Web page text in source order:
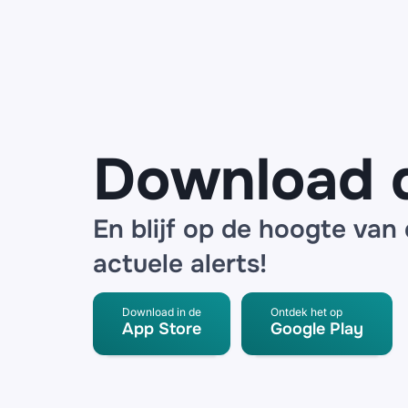
Download
En blijf op de hoogte van
actuele alerts!
Download in de
App Store
Ontdek het op
Google Play